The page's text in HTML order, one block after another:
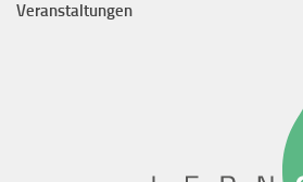
Veranstaltungen